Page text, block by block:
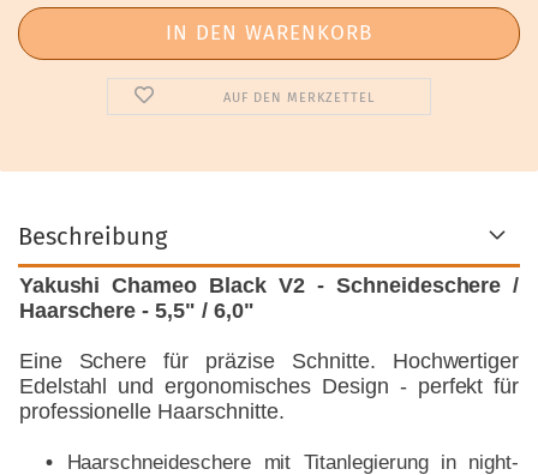
AUF DEN MERKZETTEL
Beschreibung
Yakushi Chameo Black V2 - Schneideschere /
Haarschere - 5,5" / 6,0"
Eine Schere für präzise Schnitte. Hochwertiger
Edelstahl und ergonomisches Design - perfekt für
professionelle Haarschnitte.
Haarschneideschere mit Titanlegierung in night-